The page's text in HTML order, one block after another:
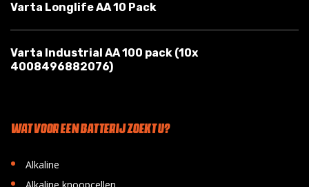
Varta Longlife AA 10 Pack
Varta Industrial AA 100 pack (10x
4008496882076)
WAT VOOR EEN BATTERIJ ZOEKT U?
• Alkaline
•